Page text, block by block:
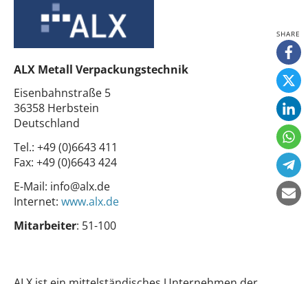
ALX Metall Verpackungstechnik
Eisenbahnstraße 5
36358 Herbstein
Deutschland
Tel.: +49 (0)6643 411
Fax: +49 (0)6643 424
E-Mail: info@alx.de
Internet: www.alx.de
Mitarbeiter: 51-100